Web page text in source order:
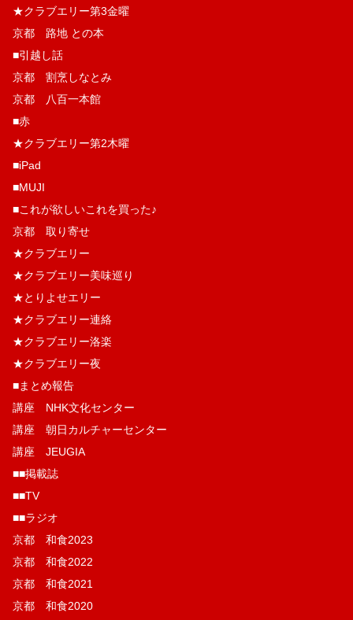
★クラブエリー第3金曜
京都 路地 との本
■引越し話
京都 割烹しなとみ
京都 八百一本館
■赤
★クラブエリー第2木曜
■iPad
■MUJI
■これが欲しいこれを買った♪
京都 取り寄せ
★クラブエリー
★クラブエリー美味巡り
★とりよせエリー
★クラブエリー連絡
★クラブエリー洛楽
★クラブエリー夜
■まとめ報告
講座 NHK文化センター
講座 朝日カルチャーセンター
講座 JEUGIA
■■掲載誌
■■TV
■■ラジオ
京都 和食2023
京都 和食2022
京都 和食2021
京都 和食2020